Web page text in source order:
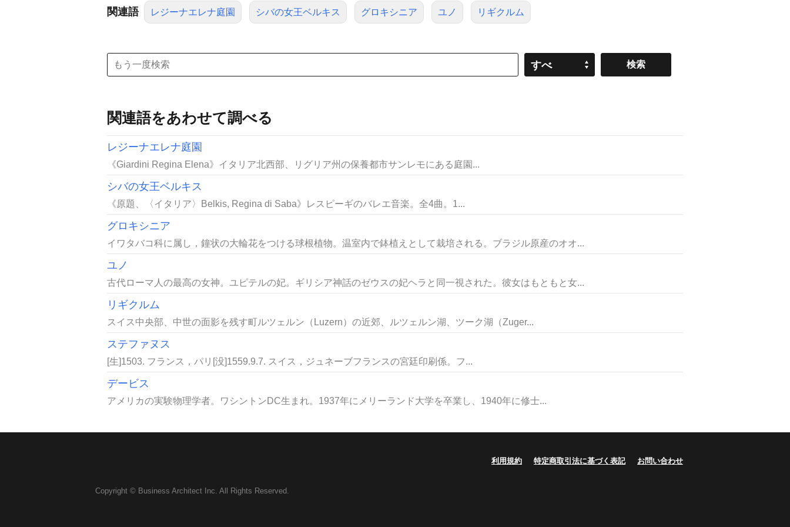
関連語 レジーナエレナ庭園 シバの女王ベルキス グロキシニア ユノ リギクルム
すべ
関連語をあわせて調べる
レジーナエレナ庭園
《Giardini Regina Elena》イタリア北西部、リグリア州の保養都市サンレモにある庭園...
シバの女王ベルキス
《原題、〈イタリア〉Belkis, Regina di Saba》レスピーギのバレエ音楽。全4曲。1...
グロキシニア
イワタバコ科に属し，鐘状の大輪花をつける球根植物。温室内で鉢植えとして栽培される。ブラジル原産のオオ...
ユノ
古代ローマ人の最高の女神。ユピテルの妃。ギリシア神話のゼウスの妃ヘラと同一視された。彼女はもともと女...
リギクルム
スイス中央部、中世の面影を残す町ルツェルン（Luzern）の近郊、ルツェルン湖、ツーク湖（Zuger...
ステファヌス
[生]1503. フランス，パリ[没]1559.9.7. スイス，ジュネーブフランスの宮廷印刷係。フ...
デービス
アメリカの実験物理学者。ワシントンDC生まれ。1937年にメリーランド大学を卒業し、1940年に修士...
利用規約 特定商取引法に基づく表記 お問い合わせ
Copyright © Business Architect Inc. All Rights Reserved.